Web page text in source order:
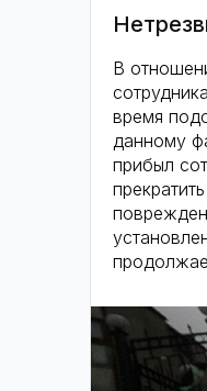
В
время
данному
прибыл